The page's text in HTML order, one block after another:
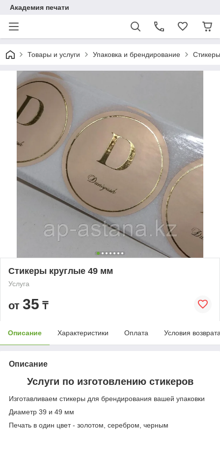
Академия печати
Товары и услуги Упаковка и брендирование
Стикеры круглые 49 мм
Услуга
от 35 ₸
Описание Характеристики Оплата Условия
Описание
Услуги по изготовлению стикеров
Изготавливаем стикеры для брендирования вашей упаковки
Диаметр 39 и 49 мм
Печать в один цвет - золотом, серебром, черным